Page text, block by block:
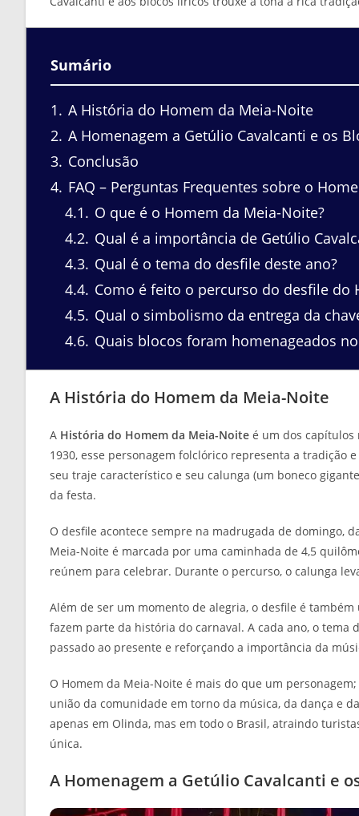
Sumário
1
A História do Homem da Meia-Noite
2 A Homenagem a Getúlio Cavalcanti e os
3 Conclusão
4 FAQ – Perguntas Frequentes sobre o
4.1
O que é o Homem da Meia-Noite?
4.2 Qual é a importância de Getúlio
4.3 Qual é o tema do desfile deste ano?
4.4 Como é feito o percurso do desfile do
4.5 Qual o simbolismo da entrega da
4.6 Quais blocos foram homenageados
A História do Homem da Meia-Noite
A História do Homem da Meia-Noite é um dos capítulos
1930, esse personagem folclórico representa a tradição
seu traje característico e seu calunga (um boneco
da festa.
O desfile acontece sempre na madrugada de domingo,
Meia-Noite é marcada por uma caminhada de 4,5
reúnem para celebrar. Durante o percurso, o calunga
Além de ser um momento de alegria, o desfile é
fazem parte da história do carnaval. A cada ano, o
passado ao presente e reforçando a importância da
O Homem da Meia-Noite é mais do que um
união da comunidade em torno da música, da dança e
apenas em Olinda, mas em todo o Brasil, atraindo
única.
A Homenagem a Getúlio Cavalcanti e